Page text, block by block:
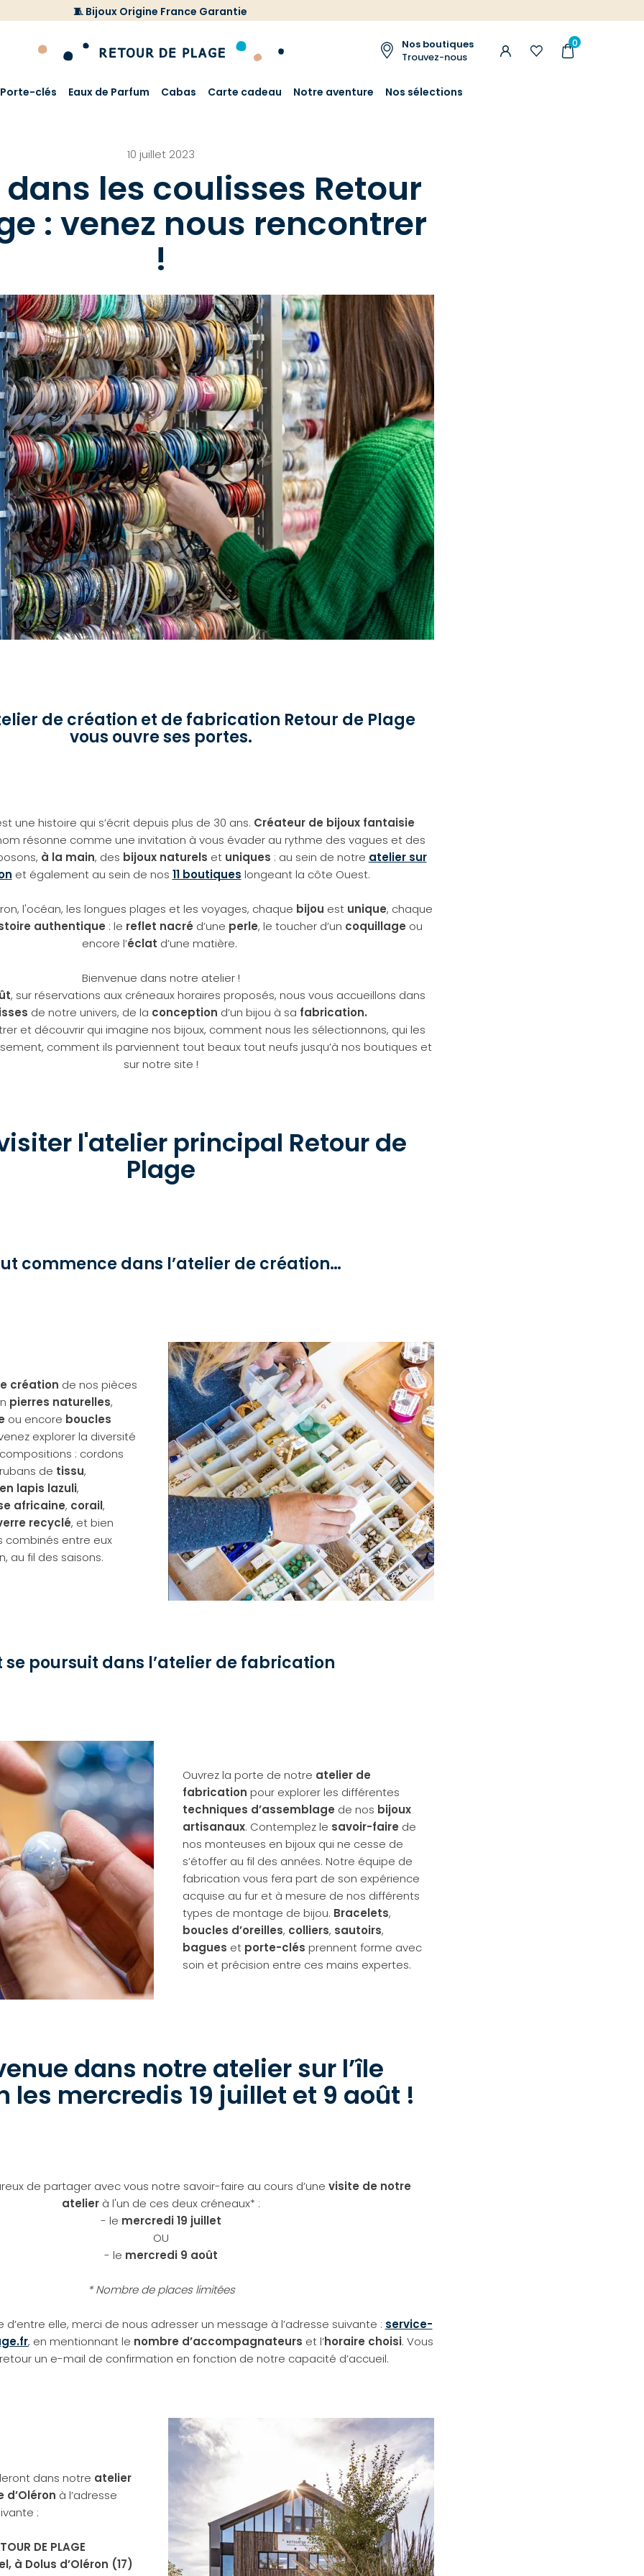
🧵 Bijoux Origine France Garantie
Nos boutiques
Trouvez-nous
0
Porte-clés Eaux de Parfum Cabas Carte cadeau Notre aventure Nos sélections
10 juillet 2023
dans les coulisses Retour
: venez nous rencontrer
!
de création et de fabrication Retour de Plage
vous ouvre ses portes.
une histoire qui s’écrit depuis plus de 30 ans. Créateur de bijoux fantaisie
résonne comme une invitation à vous évader au rythme des vagues et des
à la main, des bijoux naturels et uniques : au sein de notre atelier sur
et également au sein de nos 11 boutiques longeant la côte Ouest.
l'océan, les longues plages et les voyages, chaque bijou est unique, chaque
authentique : le reflet nacré d’une perle, le toucher d’un coquillage ou
encore l’éclat d’une matière.
Bienvenue dans notre atelier !
, sur réservations aux créneaux horaires proposés, nous vous accueillons dans
de notre univers, de la conception d’un bijou à sa fabrication.
et découvrir qui imagine nos bijoux, comment nous les sélectionnons, qui les
comment ils parviennent tout beaux tout neufs jusqu’à nos boutiques et
sur notre site !
l'atelier principal Retour de
Plage
commence dans l’atelier de création…
création de nos pièces
pierres naturelles,
ou encore boucles
explorer la diversité
: cordons
de tissu,
lapis lazuli,
africaine, corail,
recyclé, et bien
combinés entre eux
au fil des saisons.
se poursuit dans l’atelier de fabrication
Ouvrez la porte de notre atelier de
fabrication pour explorer les différentes
techniques d’assemblage de nos bijoux
artisanaux. Contemplez le savoir-faire de
nos monteuses en bijoux qui ne cesse de
s’étoffer au fil des années. Notre équipe de
fabrication vous fera part de son expérience
acquise au fur et à mesure de nos différents
types de montage de bijou. Bracelets,
boucles d’oreilles, colliers, sautoirs,
bagues et porte-clés prennent forme avec
soin et précision entre ces mains expertes.
dans notre atelier sur l’île
les mercredis 19 juillet et 9 août !
de partager avec vous notre savoir-faire au cours d’une visite de notre
atelier à l'un de ces deux créneaux* :
- le mercredi 19 juillet
OU
- le mercredi 9 août
* Nombre de places limitées
d’entre elle, merci de nous adresser un message à l’adresse suivante : service-
, en mentionnant le nombre d’accompagnateurs et l’horaire choisi. Vous
un e-mail de confirmation en fonction de notre capacité d’accueil.
dans notre atelier
d’Oléron à l’adresse
:
DE PLAGE
à Dolus d’Oléron (17)